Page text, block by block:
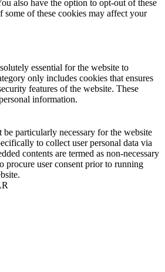
also have the option to opt-out of these
of these cookies may affect your
essential for the website to
only includes cookies that ensures
features of the website. These
information.
particularly necessary for the website
to collect user personal data via
contents are termed as non-necessary
procure user consent prior to running